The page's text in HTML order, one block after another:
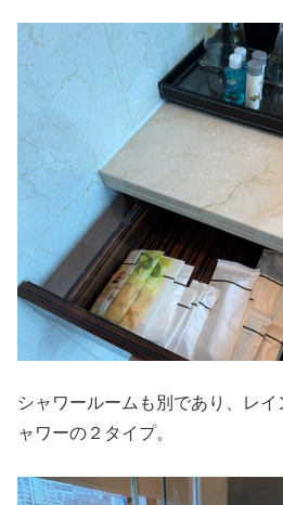
シャワールームも別であり、レ
ャワーの２タイプ。